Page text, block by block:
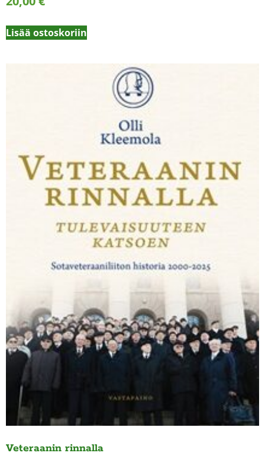
Lisää ostoskoriin
Veteraanin rinnalla